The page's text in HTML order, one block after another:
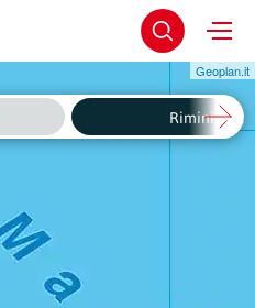
Geoplan.it
Rimini -